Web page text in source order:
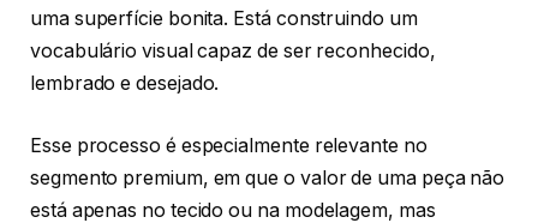
uma superfície bonita. Está construindo um
vocabulário visual capaz de ser reconhecido,
lembrado e desejado.
Esse processo é especialmente relevante no
segmento premium, em que o valor de uma peça não
está apenas no tecido ou na modelagem, mas